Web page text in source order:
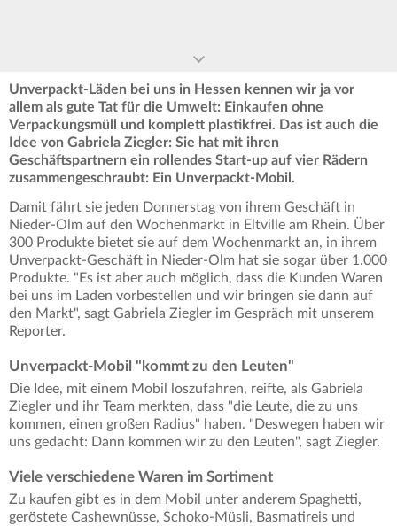
Unverpackt-Läden bei uns in Hessen kennen wir ja vor
allem als gute Tat für die Umwelt: Einkaufen ohne
Verpackungsmüll und komplett plastikfrei. Das ist auch die
Idee von Gabriela Ziegler: Sie hat mit ihren
Geschäftspartnern ein rollendes Start-up auf vier Rädern
zusammengeschraubt: Ein Unverpackt-Mobil.
Damit fährt sie jeden Donnerstag von ihrem Geschäft in
Nieder-Olm auf den Wochenmarkt in Eltville am Rhein. Über
300 Produkte bietet sie auf dem Wochenmarkt an, in ihrem
Unverpackt-Geschäft in Nieder-Olm hat sie sogar über 1.000
Produkte. "Es ist aber auch möglich, dass die Kunden Waren
bei uns im Laden vorbestellen und wir bringen sie dann auf
den Markt", sagt Gabriela Ziegler im Gespräch mit unserem
Reporter.
Unverpackt-Mobil "kommt zu den Leuten"
Die Idee, mit einem Mobil loszufahren, reifte, als Gabriela
Ziegler und ihr Team merkten, dass "die Leute, die zu uns
kommen, einen großen Radius" haben. "Deswegen haben wir
uns gedacht: Dann kommen wir zu den Leuten", sagt Ziegler.
Viele verschiedene Waren im Sortiment
Zu kaufen gibt es in dem Mobil unter anderem Spaghetti,
geröstete Cashewnüsse, Schoko-Müsli, Basmatireis und